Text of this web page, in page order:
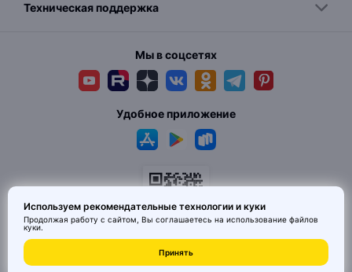
Техническая поддержка
Мы в соцсетях
© 2026 MAI HE MAI. Маркетплейс дизайнерских товаров со всего
Китая по ценам заводов. Все права защищены.
Удобное приложение
Используем рекомендательные технологии и куки
Продолжая работу с сайтом, Вы соглашаетесь на использование файлов
куки.
Принять